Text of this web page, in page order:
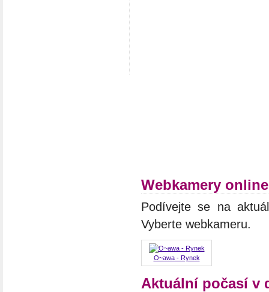
Webkamery
Podívejte se na
Vyberte webkameru.
O~awa - Rynek
Aktuální počasí v